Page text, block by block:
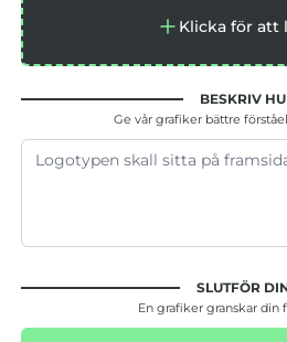
Klicka för att
BESKRIV
Ge vår grafiker bättre
SLUTFÖR
En grafiker granskar din